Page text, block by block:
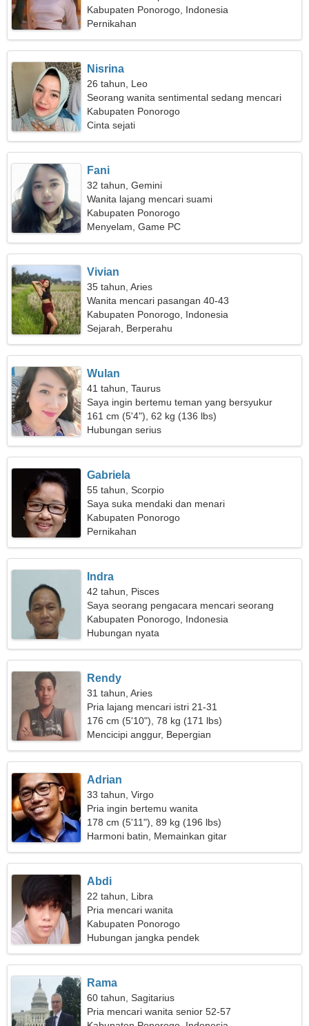
Kabupaten Ponorogo, Indonesia
Pernikahan
Nisrina
26 tahun, Leo
Seorang wanita sentimental sedang mencari
seseorang seperti Anda
Kabupaten Ponorogo
Cinta sejati
Fani
32 tahun, Gemini
Wanita lajang mencari suami
Kabupaten Ponorogo
Menyelam, Game PC
Vivian
35 tahun, Aries
Wanita mencari pasangan 40-43
Kabupaten Ponorogo, Indonesia
Sejarah, Berperahu
Wulan
41 tahun, Taurus
Saya ingin bertemu teman yang bersyukur
161 cm (5'4"), 62 kg (136 lbs)
Hubungan serius
Gabriela
55 tahun, Scorpio
Saya suka mendaki dan menari
Kabupaten Ponorogo
Pernikahan
Indra
42 tahun, Pisces
Saya seorang pengacara mencari seorang
wanita yang luar biasa
Kabupaten Ponorogo, Indonesia
Hubungan nyata
Rendy
31 tahun, Aries
Pria lajang mencari istri 21-31
176 cm (5'10"), 78 kg (171 lbs)
Mencicipi anggur, Bepergian
Adrian
33 tahun, Virgo
Pria ingin bertemu wanita
178 cm (5'11"), 89 kg (196 lbs)
Harmoni batin, Memainkan gitar
Abdi
22 tahun, Libra
Pria mencari wanita
Kabupaten Ponorogo
Hubungan jangka pendek
Rama
60 tahun, Sagitarius
Pria mencari wanita senior 52-57